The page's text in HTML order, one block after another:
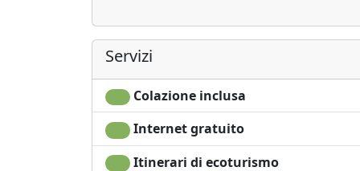
Servizi
Colazione inclusa
Internet gratuito
Itinerari di ecoturismo